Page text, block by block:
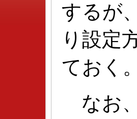
するが
り設定
ておく。
なお